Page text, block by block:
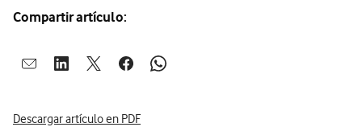
Compartir artículo:
Abrir ventana para compartir en mail
Abrir ventana para compartir en linkedin
Abrir ventana para compartir en twitter
Abrir ventana para compartir en facebook
Abrir ventana para compartir en
Descargar artículo en PDF